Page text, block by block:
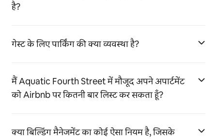
है?
गेस्ट के लिए पार्किंग की क्या व्यवस्था है?
मैं Aquatic Fourth Street में मौजूद अपने अपार्टमेंट
को Airbnb पर कितनी बार लिस्ट कर सकता हूँ?
क्या बिल्डिंग मैनेजमेंट का कोई ऐसा नियम है, जिसके